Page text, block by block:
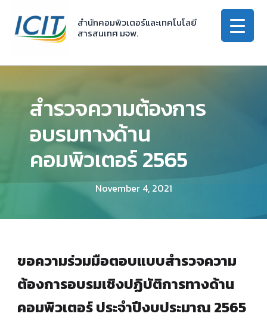
content
สำนักคอมพิวเตอร์และเทคโนโลยี
สารสนเทศ มจพ.
สำรวจความต้องการ
อบรมทางด้าน
คอมพิวเตอร์ 2565
November 4, 2021
ขอความร่วมมือตอบแบบสำรวจความ
ต้องการอบรมเชิงปฏิบัติการทางด้าน
คอมพิวเตอร์ ประจำปีงบประมาณ 2565